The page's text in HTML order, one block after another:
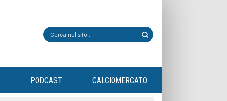
PODCAST CALCIOMERCATO